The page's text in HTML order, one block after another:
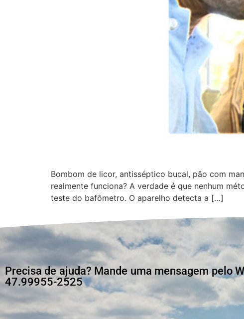
Bombom de licor, antisséptico bucal, pão com
realmente funciona? A verdade é que nenhum
teste do bafômetro. O aparelho detecta a […]
Precisa de ajuda? Mande uma mensagem pelo
47.99955-2525